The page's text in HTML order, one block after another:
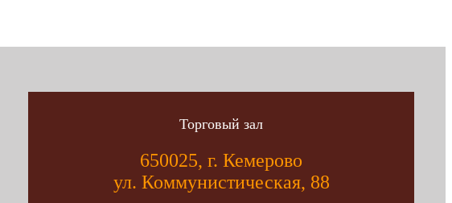
Торговый зал
650025, г. Кемерово
ул. Коммунистическая, 88